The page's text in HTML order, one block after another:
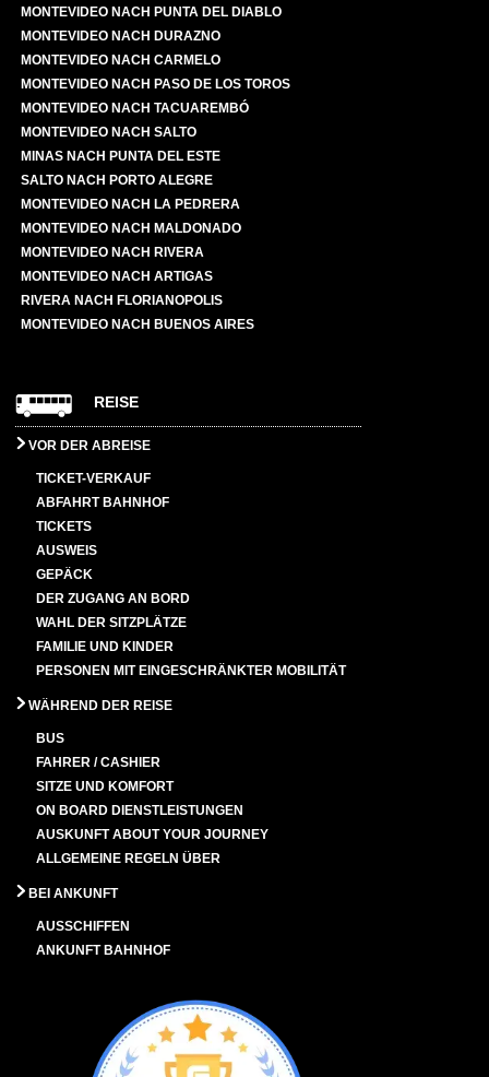
MONTEVIDEO NACH PUNTA DEL DIABLO
MONTEVIDEO NACH DURAZNO
MONTEVIDEO NACH CARMELO
MONTEVIDEO NACH PASO DE LOS TOROS
MONTEVIDEO NACH TACUAREMBÓ
MONTEVIDEO NACH SALTO
MINAS NACH PUNTA DEL ESTE
SALTO NACH PORTO ALEGRE
MONTEVIDEO NACH LA PEDRERA
MONTEVIDEO NACH MALDONADO
MONTEVIDEO NACH RIVERA
MONTEVIDEO NACH ARTIGAS
RIVERA NACH FLORIANOPOLIS
MONTEVIDEO NACH BUENOS AIRES
REISE
VOR DER ABREISE
TICKET-VERKAUF
ABFAHRT BAHNHOF
TICKETS
AUSWEIS
GEPÄCK
DER ZUGANG AN BORD
WAHL DER SITZPLÄTZE
FAMILIE UND KINDER
PERSONEN MIT EINGESCHRÄNKTER MOBILITÄT
WÄHREND DER REISE
BUS
FAHRER / CASHIER
SITZE UND KOMFORT
ON BOARD DIENSTLEISTUNGEN
AUSKUNFT ABOUT YOUR JOURNEY
ALLGEMEINE REGELN ÜBER
BEI ANKUNFT
AUSSCHIFFEN
ANKUNFT BAHNHOF